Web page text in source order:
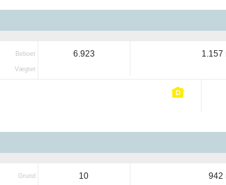
Beboet
Vægtet
6.923 1.157
Grund 10 942